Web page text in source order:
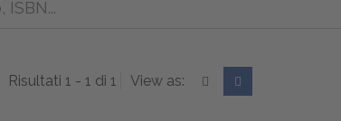
Risultati 1 - 1 di 1 View as: